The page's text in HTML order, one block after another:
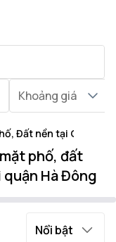
mặt phố, Đất nền
Khoảng giá
Đất nền tại Quận Hà
phố, đất
Hà Đông
Nổi bật